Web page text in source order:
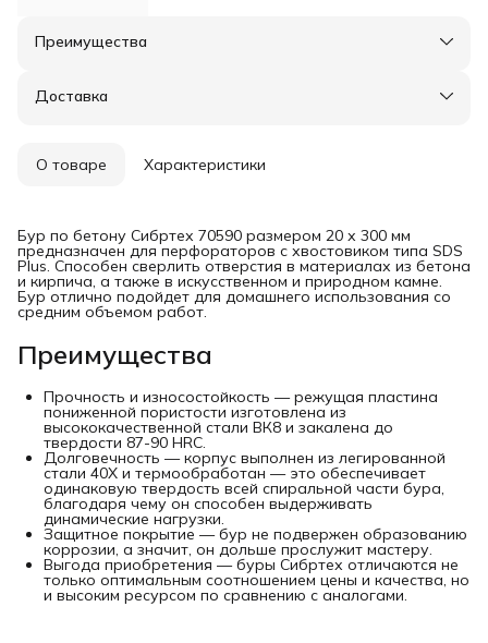
Преимущества
Оплата частями в Сплит
Удобный возврат
Доставка
О товаре Характеристики
Бур по бетону Сибртех 70590 размером 20 х 300 мм
предназначен для перфораторов с хвостовиком типа SDS
Plus. Способен сверлить отверстия в материалах из бетона
и кирпича, а также в искусственном и природном камне.
Бур отлично подойдет для домашнего использования со
средним объемом работ.
Преимущества
Прочность и износостойкость — режущая пластина
пониженной пористости изготовлена из
высококачественной стали ВК8 и закалена до
твердости 87-90 HRC.
Долговечность — корпус выполнен из легированной
стали 40Х и термообработан — это обеспечивает
одинаковую твердость всей спиральной части бура,
благодаря чему он способен выдерживать
динамические нагрузки.
Защитное покрытие — бур не подвержен образованию
коррозии, а значит, он дольше прослужит мастеру.
Выгода приобретения — буры Сибртех отличаются не
только оптимальным соотношением цены и качества, но
и высоким ресурсом по сравнению с аналогами.